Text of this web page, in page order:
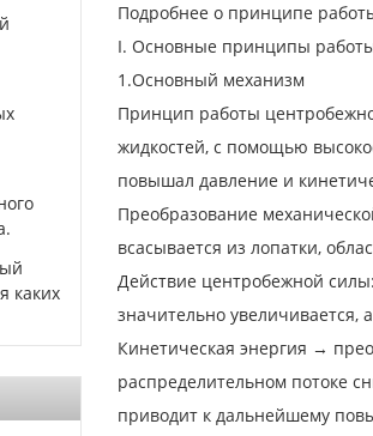
Подробнее о принципе
I. Основные принципы
1.Основный механизм
Принцип работы
жидкостей, с помощью
повышал давление и
Преобразование
всасывается из лопатки,
Действие центробежной
значительно увеличивается,
Кинетическая энергия →
распределительном потоке
приводит к дальнейшему
каких